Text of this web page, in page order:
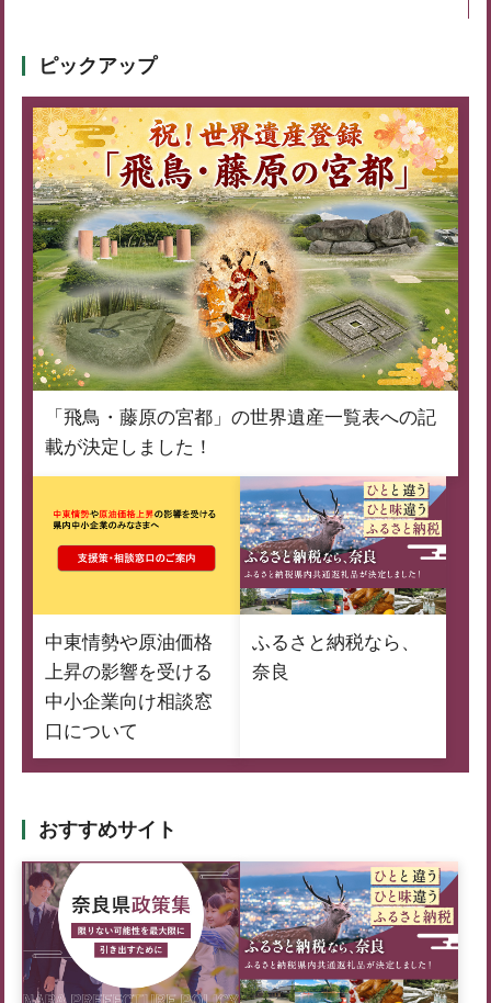
ピックアップ
「飛鳥・藤原の宮都」の世界遺産一覧表への記
載が決定しました！
中東情勢や原油価格
上昇の影響を受ける
中小企業向け相談窓
口について
ふるさと納税なら、
奈良
おすすめサイト